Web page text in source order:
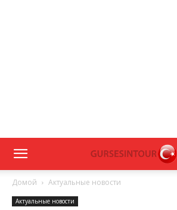
Домой Актуальные новости
Актуальные новости